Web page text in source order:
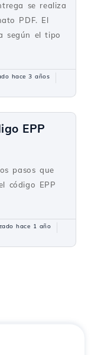
se realiza
PDF. El
según el tipo
hace 3 años
EPP
pasos que
código EPP
hace 1 año